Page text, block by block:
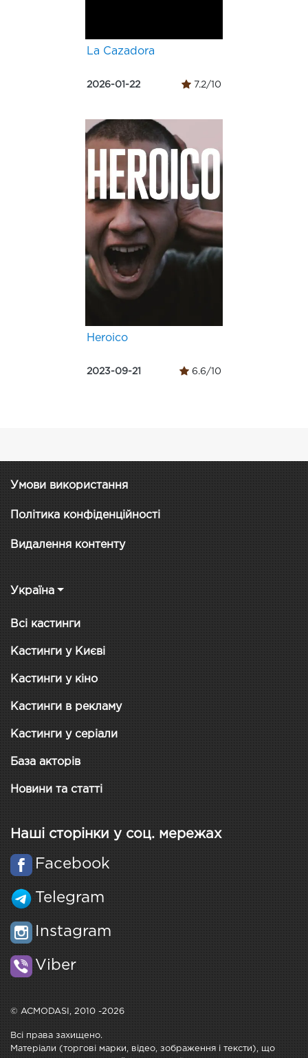
La Cazadora
2026-01-22 7.2/10
Heroico
2023-09-21 6.6/10
Умови використання
Політика конфіденційності
Видалення контенту
Україна
Всі кастинги
Кастинги у Києві
Кастинги у кіно
Кастинги в рекламу
Кастинги у серіали
База акторів
Новини та статті
Наші сторінки у соц. мережах
Facebook
Telegram
Instagram
Viber
© ACMODASI, 2010 -2026
Всі права захищено.
Матеріали (торгові марки, відео, зображення і тексти), що